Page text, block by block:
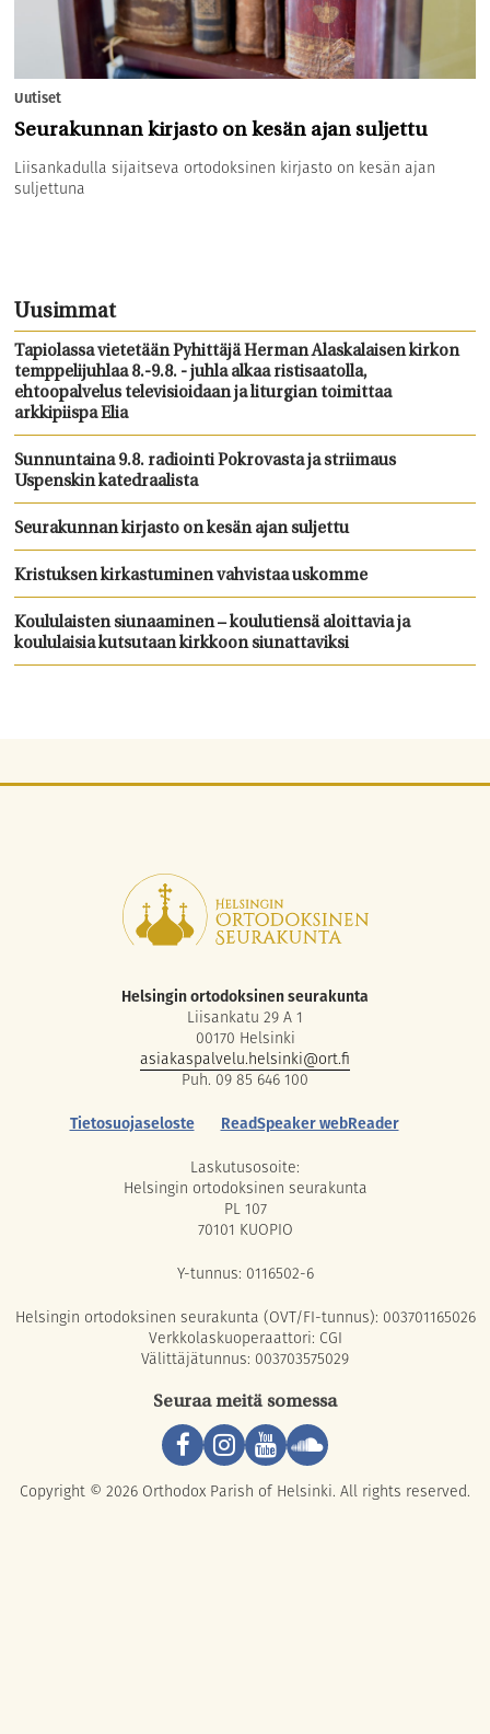
Uutiset
Seurakunnan kirjasto on kesän ajan suljettu
Liisankadulla sijaitseva ortodoksinen kirjasto on kesän ajan
suljettuna
Uusimmat
Tapiolassa vietetään Pyhittäjä Herman Alaskalaisen kirkon
temppelijuhlaa 8.-9.8. - juhla alkaa ristisaatolla,
ehtoopalvelus televisioidaan ja liturgian toimittaa
arkkipiispa Elia
Sunnuntaina 9.8. radiointi Pokrovasta ja striimaus
Uspenskin katedraalista
Seurakunnan kirjasto on kesän ajan suljettu
Kristuksen kirkastuminen vahvistaa uskomme
Koululaisten siunaaminen – koulutiensä aloittavia ja
koululaisia kutsutaan kirkkoon siunattaviksi
Helsingin ortodoksinen seurakunta
Liisankatu 29 A 1
00170 Helsinki
asiakaspalvelu.helsinki@ort.fi
Puh. 09 85 646 100
Tietosuojaseloste
ReadSpeaker webReader
Laskutusosoite:
Helsingin ortodoksinen seurakunta
PL 107
70101 KUOPIO
Y-tunnus: 0116502-6
Helsingin ortodoksinen seurakunta (OVT/FI-tunnus): 003701165026
Verkkolaskuoperaattori: CGI
Välittäjätunnus: 003703575029
Seuraa meitä somessa
Copyright © 2026 Orthodox Parish of Helsinki. All rights reserved.